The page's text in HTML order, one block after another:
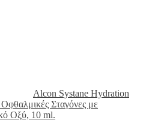
Alcon Systane Hydration
Οφθαλμικές Σταγόνες με
Οξύ, 10 ml.